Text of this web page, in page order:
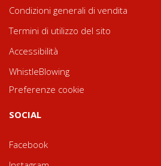
Condizioni generali di vendita
Termini di utilizzo del sito
Accessibilità
WhistleBlowing
Preferenze cookie
SOCIAL
Facebook